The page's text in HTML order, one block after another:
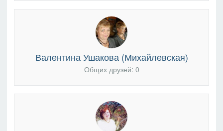
Валентина Ушакова (Михайлевская)
Общих друзей: 0